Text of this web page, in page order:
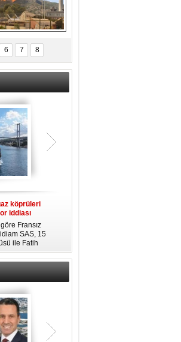
yangın
yeniden termik
doğru
ilerliyor
6 7 8
köprüleri
iddiası
Fransız
SAS, 15
ile Fatih
ihaleyle
zamanda kendi yat limanı, helikopter
pisti ve seçkin villaları da içeren koca